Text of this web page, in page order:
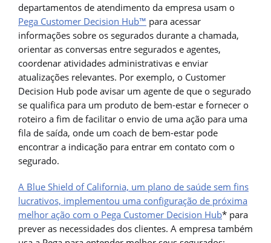
departamentos de atendimento da empresa usam o
Pega Customer Decision Hub™ para acessar
informações sobre os segurados durante a chamada,
orientar as conversas entre segurados e agentes,
coordenar atividades administrativas e enviar
atualizações relevantes. Por exemplo, o Customer
Decision Hub pode avisar um agente de que o segurado
se qualifica para um produto de bem-estar e fornecer o
roteiro a fim de facilitar o envio de uma ação para uma
fila de saída, onde um coach de bem-estar pode
encontrar a indicação para entrar em contato com o
segurado.
A Blue Shield of California, um plano de saúde sem fins
lucrativos, implementou uma configuração de próxima
melhor ação com o Pega Customer Decision Hub* para
prever as necessidades dos clientes. A empresa também